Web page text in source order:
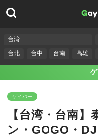
台湾
台北
台中 台南 高雄
ゲイバー
【台湾・台南
ン・GOGO・